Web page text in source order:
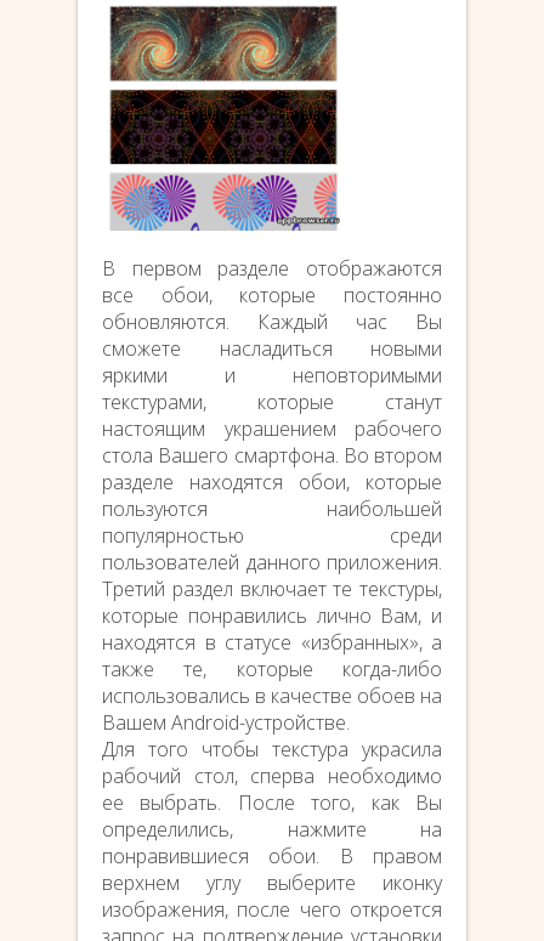
В первом разделе отображаются
все обои, которые постоянно
обновляются. Каждый час Вы
сможете насладиться новыми
яркими и неповторимыми
текстурами, которые станут
настоящим украшением рабочего
стола Вашего смартфона. Во втором
разделе находятся обои, которые
пользуются наибольшей
популярностью среди
пользователей данного приложения.
Третий раздел включает те текстуры,
которые понравились лично Вам, и
находятся в статусе «избранных», а
также те, которые когда-либо
использовались в качестве обоев на
Вашем Android-устройстве.
Для того чтобы текстура украсила
рабочий стол, сперва необходимо
ее выбрать. После того, как Вы
определились, нажмите на
понравившиеся обои. В правом
верхнем углу выберите иконку
изображения, после чего откроется